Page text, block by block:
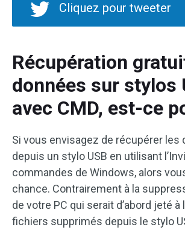
Cliquez pour tweeter
Récupération
données sur stylos
avec CMD, est-ce
Si vous envisagez de récupérer les
depuis un stylo USB en utilisant
commandes de Windows, alors
chance. Contrairement à la
de votre PC qui serait d’abord jeté à
fichiers supprimés depuis le stylo